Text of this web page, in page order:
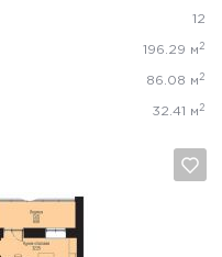
12
196.29 м 2
86.08 м 2
32.41 м 2